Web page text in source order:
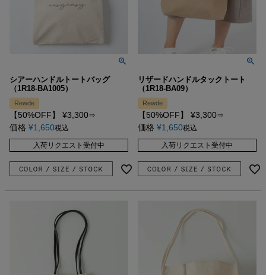
シアーハンドルトートバッグ
（1R18-BA1005）
Rewde
【50%OFF】 ¥3,300⇒
価格 ¥1,650税込
入荷リクエスト受付中
リザードハンドルタックトート
（1R18-BA09）
Rewde
【50%OFF】 ¥3,300⇒
価格 ¥1,650税込
入荷リクエスト受付中